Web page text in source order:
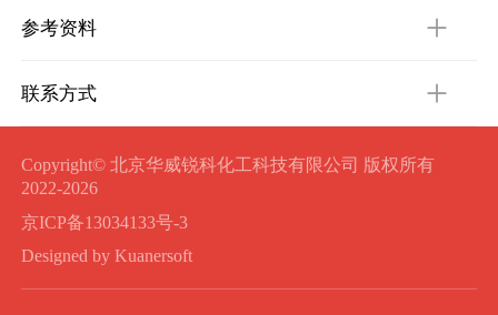
参考资料
联系方式
Copyright© 北京华威锐科化工科技有限公司 版权所有
2022-2026
京ICP备13034133号-3
Designed by Kuanersoft